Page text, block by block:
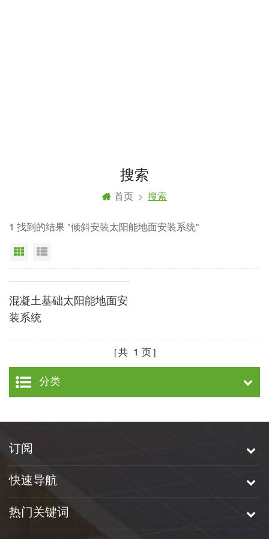
搜索
首页 搜索
1 找到的结果 "倾斜安装太阳能地面安装系统"
网格视图
混凝土基础太阳能地面安
装系统
共 1 页
分类
订阅
快速导航
热门关键词